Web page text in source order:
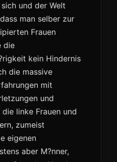
und der Welt
man selber zur
Frauen
die
kein Hindernis
die massive
mit
und
linke Frauen und
zumeist
eigenen
aber M?nner,